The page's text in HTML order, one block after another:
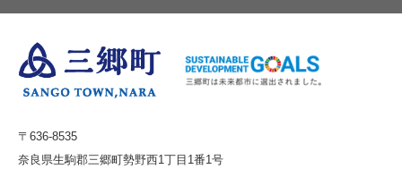
〒636-8535
奈良県生駒郡三郷町勢野西1丁目1番1号